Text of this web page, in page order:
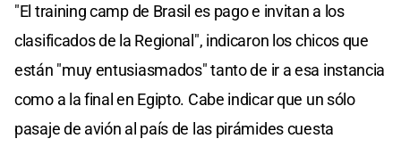
"El training camp de Brasil es pago e invitan a los
clasificados de la Regional", indicaron los chicos que
están "muy entusiasmados" tanto de ir a esa instancia
como a la final en Egipto. Cabe indicar que un sólo
pasaje de avión al país de las pirámides cuesta